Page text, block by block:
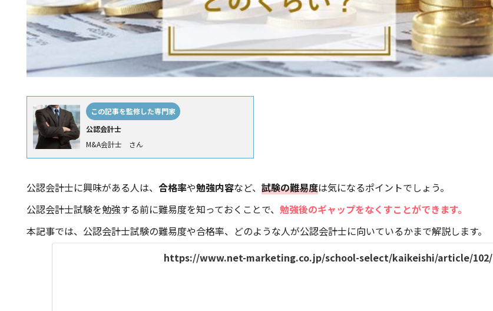
この記事を監修した専門家
公認会計士
M&A会計士 さん
公認会計士に興味がある人は、 合格率や勉強内容など、 試験の難易度は気になるポイントでしょう。
公認会計士試験を勉強する前に難易度を知っておくことで、 勉強後のギャップをなくすことができます。
本記事では、公認会計士試験の難易度や合格率、どのような人が公認会計士に向いているかまで解説します。
https://www.net-marketing.co.jp/school-select/kaikeishi/article/102/